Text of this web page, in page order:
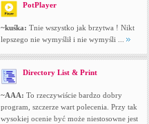
PotPlayer
~kuśka: Tnie wszystko jak brzytwa ! Nikt
lepszego nie wymyślił i nie wymyśli ...
Directory List & Print
~AAA: To rzeczywiście bardzo dobry
program, szczerze wart polecenia. Przy tak
wysokiej ocenie być może niestosowne jest